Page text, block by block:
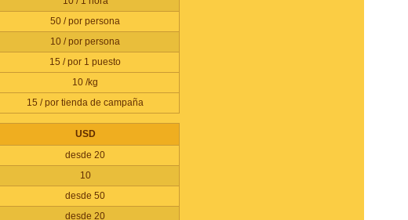
50 / por persona
10 / por persona
15 / por 1 puesto
10 /kg
15 / por tienda de campaña
USD
desde 20
10
desde 50
desde 20